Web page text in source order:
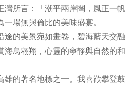
灣所言：「潮平兩岸闊，風正一帆
場無與倫比的美味盛宴。
的美景宛如畫卷，碧海藍天交融
鳥翱翔，心靈的寧靜與自然的和
的著名地標之一。我喜歡攀登鼓